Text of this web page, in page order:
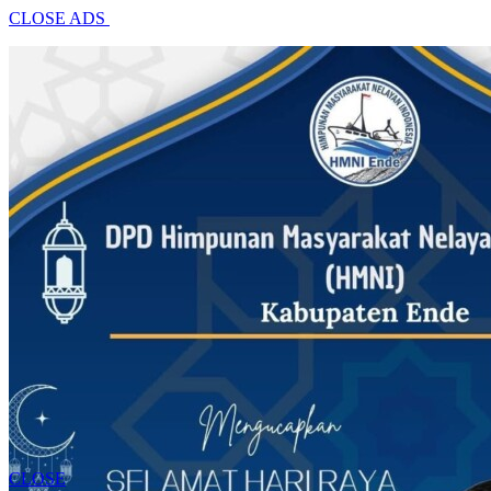
CLOSE ADS
CLOSE